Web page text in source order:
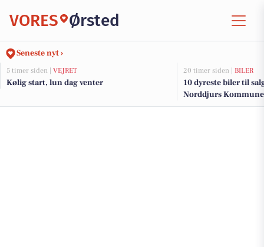
VORES Ørsted
Seneste nyt ›
5 timer siden | VEJRET
Kølig start, lun dag venter
20 timer siden | BILER
10 dyreste biler til
Norddjurs Kommune